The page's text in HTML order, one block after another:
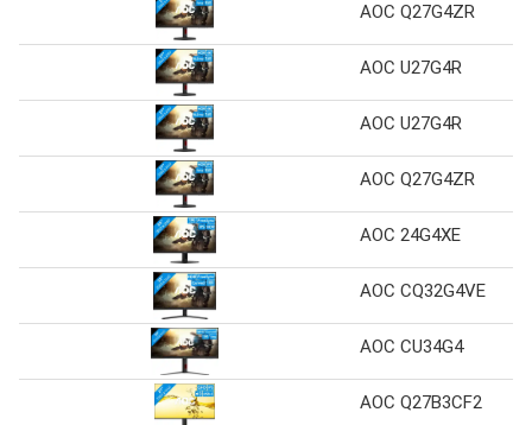
AOC Q27G4ZR
AOC U27G4R
AOC U27G4R
AOC Q27G4ZR
AOC 24G4XE
AOC CQ32G4VE
AOC CU34G4
AOC Q27B3CF2